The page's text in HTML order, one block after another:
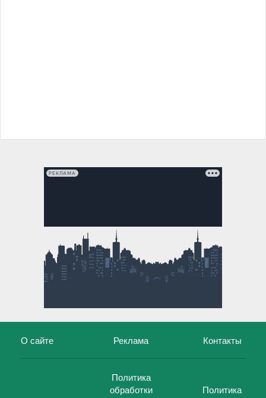
РЕКЛАМА
О сайте Реклама Контакты
Политика
обработки
Политика